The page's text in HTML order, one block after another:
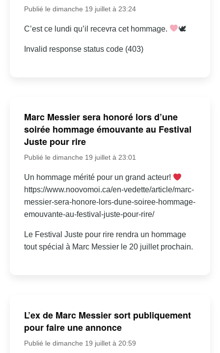
Publié le dimanche 19 juillet à 23:24
C’est ce lundi qu’il recevra cet hommage. 🕊
Invalid response status code (403)
Marc Messier sera honoré lors d’une
soirée hommage émouvante au Festival
Juste pour rire
Publié le dimanche 19 juillet à 23:01
Un hommage mérité pour un grand acteur!
https://www.noovomoi.ca/en-vedette/article/marc-
messier-sera-honore-lors-dune-soiree-hommage-
emouvante-au-festival-juste-pour-rire/
Le Festival Juste pour rire rendra un hommage
tout spécial à Marc Messier le 20 juillet prochain.
L’ex de Marc Messier sort publiquement
pour faire une annonce
Publié le dimanche 19 juillet à 20:59